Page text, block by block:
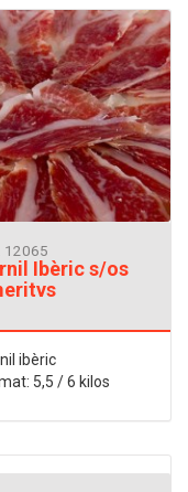
12065
Ibèric s/os
ibèric
5,5 / 6 kilos